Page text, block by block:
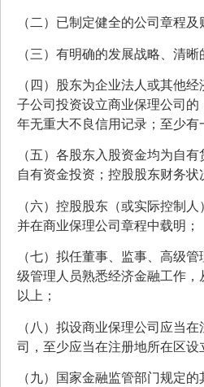
（二）已制定健全的公司章程
（三）有明确的发展战略、清
（四）股东为企业法人或其他
子公司投资设立商业保理公司
年无重大不良信用记录；至少
（五）各股东入股资金均为自
自有资金投资；控股股东财务
（六）控股股东（或实际控制
并在商业保理公司章程中载明；
（七）拟任董事、监事、高级
级管理人员熟悉经济金融工作
以上；
（八）拟设商业保理公司应当
司，至少应当在注册地所在区设
（九）国家金融监管部门规定的